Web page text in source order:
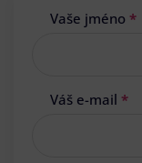
Vaše jméno *
Váš e-mail *